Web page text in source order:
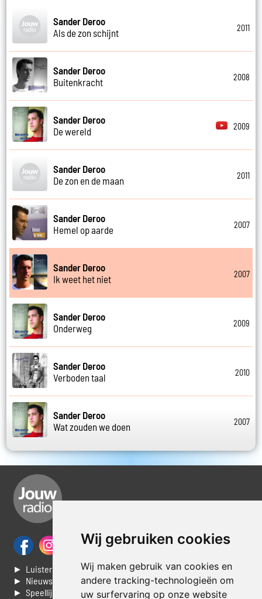
Wij gebruiken cookies
Wij maken gebruik van cookies en
andere tracking-technologieën om
uw surfervaring op onze website
Sander Deroo
Als de zon schijnt
2011
Sander Deroo
Buitenkracht
2008
Sander Deroo
De wereld
2009
Sander Deroo
De zon en de maan
2011
Sander Deroo
Hemel op aarde
2007
Sander Deroo
Ik weet het niet
2007
Sander Deroo
Onderweg
2009
Sander Deroo
Verboden taal
2010
Sander Deroo
Wat zouden we doen
2007
► Luisteren naar Jouwradio
► Nieuws
► Speellijst